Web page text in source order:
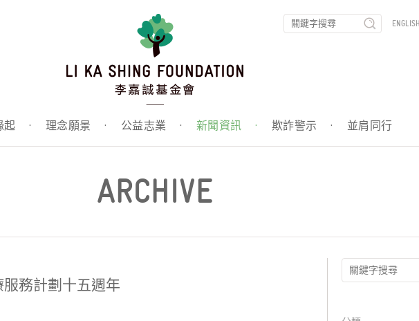
起 · 理念願景 · 公益志業 · 新聞資訊 · 欺詐警示 · 並肩同行
ENGLISH
ARCHIVE
服務計劃十五週年